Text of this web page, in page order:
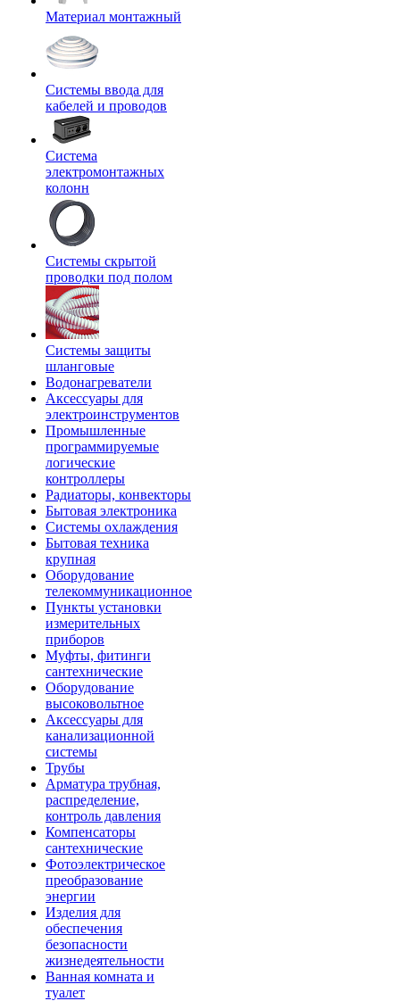
Материал монтажный
Системы ввода для
кабелей и проводов
Система
электромонтажных
колонн
Системы скрытой
проводки под полом
Системы защиты
шланговые
Водонагреватели
Аксессуары для
электроинструментов
Промышленные
программируемые
логические
контроллеры
Радиаторы, конвекторы
Бытовая электроника
Системы охлаждения
Бытовая техника
крупная
Оборудование
телекоммуникационное
Пункты установки
измерительных
приборов
Муфты, фитинги
сантехнические
Оборудование
высоковольтное
Аксессуары для
канализационной
системы
Трубы
Арматура трубная,
распределение,
контроль давления
Компенсаторы
сантехнические
Фотоэлектрическое
преобразование
энергии
Изделия для
обеспечения
безопасности
жизнедеятельности
Ванная комната и
туалет